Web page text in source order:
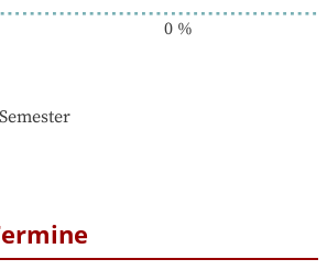
0%
Semester